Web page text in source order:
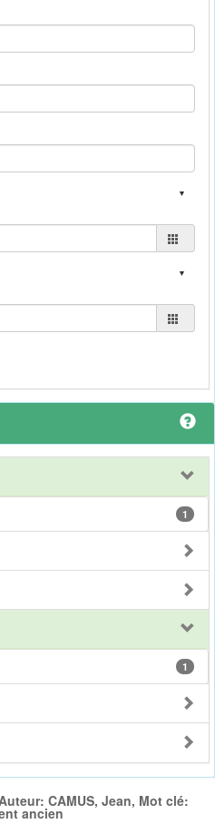
1
1
CAMUS, Jean, Mot clé:
ancien